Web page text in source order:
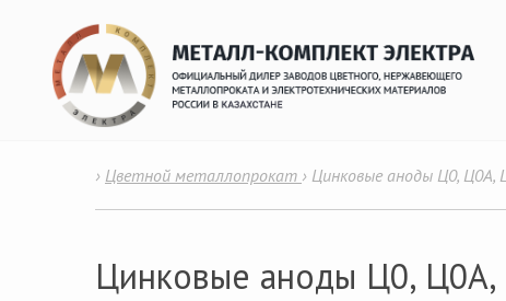
› Цветной металлопрокат › Цинковые аноды Ц0, Ц0А,
Цинковые аноды Ц0, Ц0А,